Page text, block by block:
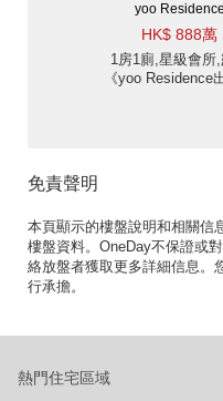
yoo Residence
HK$ 888萬
1房1廁,星級會所,
《yoo Residence
免責聲明
本頁顯示的樓盤說明和相關信
樓盤資料。OneDay不保證或
絡放盤者獲取更多詳細信息。
行承擔。
熱門住宅區域